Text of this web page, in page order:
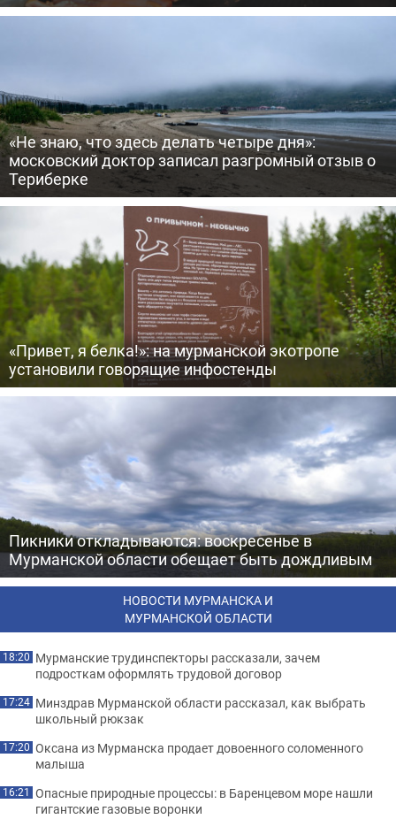
«Не знаю, что здесь делать четыре дня»:
московский доктор записал разгромный отзыв о
Териберке
«Привет, я белка!»: на мурманской экотропе
установили говорящие инфостенды
Пикники откладываются: воскресенье в
Мурманской области обещает быть дождливым
НОВОСТИ МУРМАНСКА И
МУРМАНСКОЙ ОБЛАСТИ
18:20 Мурманские трудинспекторы рассказали, зачем
подросткам оформлять трудовой договор
17:24 Минздрав Мурманской области рассказал, как выбрать
школьный рюкзак
17:20 Оксана из Мурманска продает довоенного соломенного
малыша
16:21 Опасные природные процессы: в Баренцевом море нашли
гигантские газовые воронки